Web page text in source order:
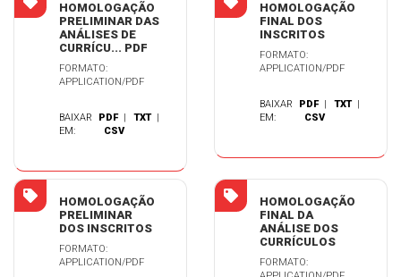
HOMOLOGAÇÃO
PRELIMINAR DAS
ANÁLISES DE
CURRÍCU... PDF
FORMATO:
APPLICATION/PDF
BAIXAR
EM:
PDF |TXT |
CSV
HOMOLOGAÇÃO
FINAL DOS
INSCRITOS
FORMATO:
APPLICATION/PDF
BAIXAR
EM:
PDF |TXT |
CSV
HOMOLOGAÇÃO
PRELIMINAR
DOS INSCRITOS
FORMATO:
APPLICATION/PDF
HOMOLOGAÇÃO
FINAL DA
ANÁLISE DOS
CURRÍCULOS
FORMATO: